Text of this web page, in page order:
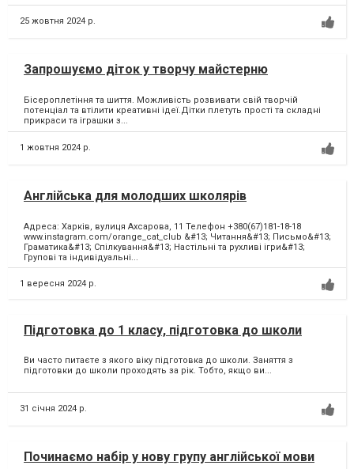
25 жовтня 2024 р.
Запрошуємо діток у творчу майстерню
Бісероплетіння та шиття. Можливість розвивати свій творчій
потенціал та втілити креативні ідеї.Дітки плетуть прості та складні
прикраси та іграшки з...
1 жовтня 2024 р.
Англійська для молодших школярів
Адреса: Харків, вулиця Ахсарова, 11 Телефон +380(67)181-18-18
www.instagram.com/orange_cat_club &#13; Читання&#13; Письмо&#13;
Граматика&#13; Спілкування&#13; Настільні та рухливі ігри&#13;
Групові та індивідуальні...
1 вересня 2024 р.
Підготовка до 1 класу, підготовка до школи
Ви часто питаєте з якого віку підготовка до школи. Заняття з
підготовки до школи проходять за рік. Тобто, якщо ви...
31 січня 2024 р.
Починаємо набір у нову групу англійської мови